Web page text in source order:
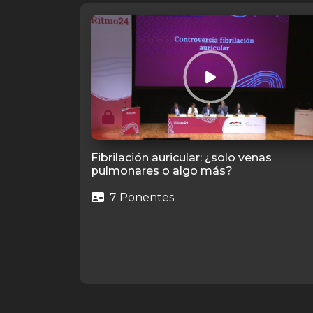
Fibrilación auricular: ¿solo venas
pulmonares o algo más?
7 Ponentes